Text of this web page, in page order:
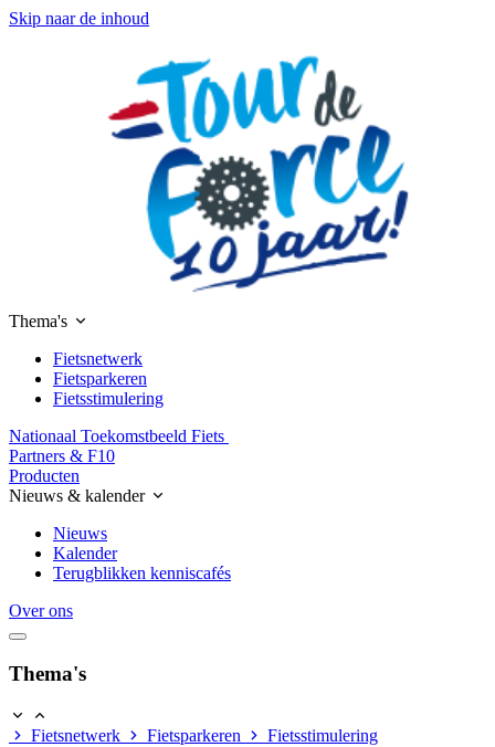
Skip naar de inhoud
Thema's
Fietsnetwerk
Fietsparkeren
Fietsstimulering
Nationaal Toekomstbeeld Fiets
Partners & F10
Producten
Nieuws & kalender
Nieuws
Kalender
Terugblikken kenniscafés
Over ons
Thema's
Fietsnetwerk Fietsparkeren Fietsstimulering